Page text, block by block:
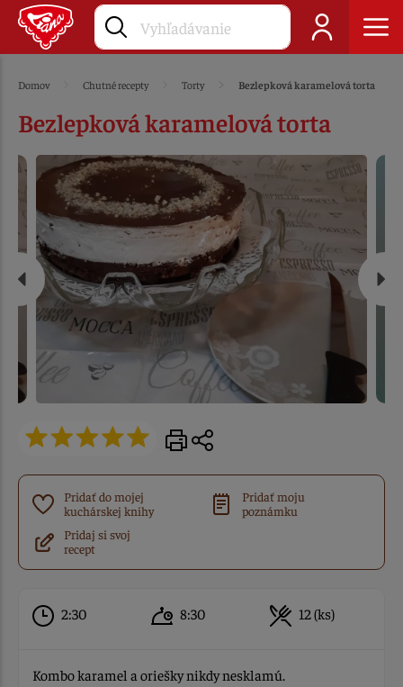
Domov Chutné recepty Torty Bezlepková karamelová torta
Bezlepková karamelová torta
Pridať do mojej
kuchárskej knihy
Pridať moju
poznámku
Pridaj si svoj
recept
2:30 8:30 12 (ks)
Kombo karamel a oriešky nikdy nesklamú.